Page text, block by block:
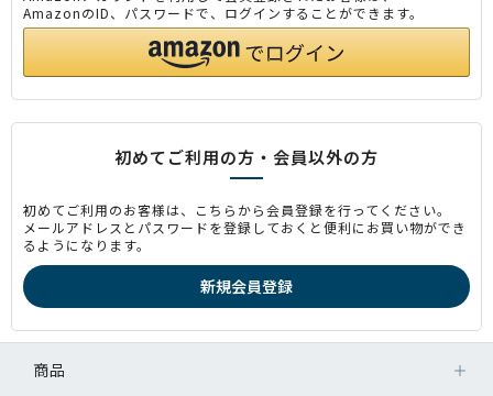
AmazonのID、パスワードで、ログインすることができます。
初めてご利用の方・会員以外の方
初めてご利用のお客様は、こちらから会員登録を行ってください。
メールアドレスとパスワードを登録しておくと便利にお買い物ができ
るようになります。
商品